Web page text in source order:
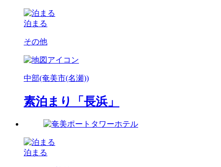
泊まる
その他
中部(奄美市(名瀬))
素泊まり「長浜」
泊まる